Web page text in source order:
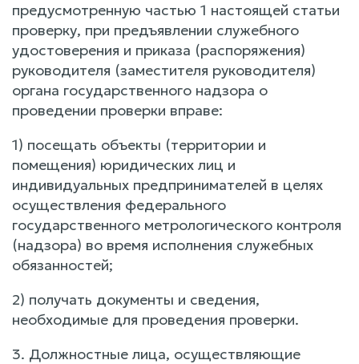
предусмотренную частью 1 настоящей статьи
проверку, при предъявлении служебного
удостоверения и приказа (распоряжения)
руководителя (заместителя руководителя)
органа государственного надзора о
проведении проверки вправе:
1) посещать объекты (территории и
помещения) юридических лиц и
индивидуальных предпринимателей в целях
осуществления федерального
государственного метрологического контроля
(надзора) во время исполнения служебных
обязанностей;
2) получать документы и сведения,
необходимые для проведения проверки.
3. Должностные лица, осуществляющие